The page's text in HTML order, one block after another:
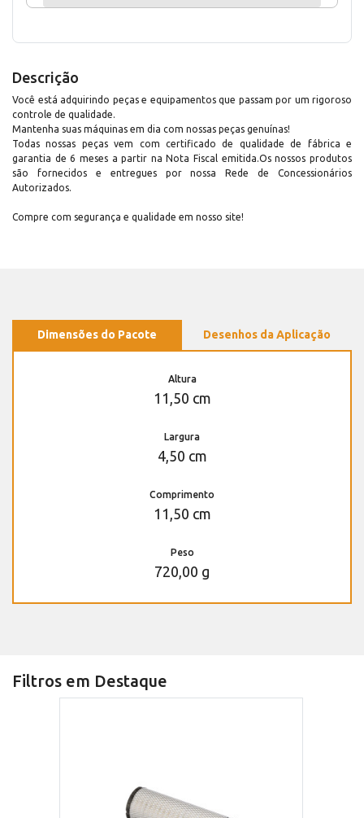
Descrição
Você está adquirindo peças e equipamentos que passam por um rigoroso
controle de qualidade.
Mantenha suas máquinas em dia com nossas peças genuínas!
Todas nossas peças vem com certificado de qualidade de fábrica e
garantia de 6 meses a partir na Nota Fiscal emitida.Os nossos produtos
são fornecidos e entregues por nossa Rede de Concessionários
Autorizados.
Compre com segurança e qualidade em nosso site!
Dimensões do Pacote Desenhos da Aplicação
Altura
11,50 cm
Largura
4,50 cm
Comprimento
11,50 cm
Peso
720,00 g
Filtros em Destaque